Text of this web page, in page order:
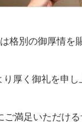
格別の御厚情を
厚く御礼を申し
ご満足いただけ